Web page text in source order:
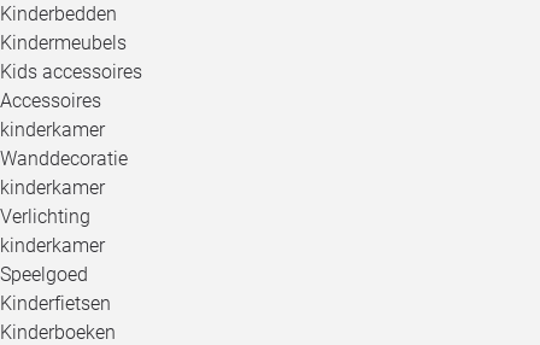
Kinderbedden
Kindermeubels
Kids accessoires
Accessoires
kinderkamer
Wanddecoratie
kinderkamer
Verlichting
kinderkamer
Speelgoed
Kinderfietsen
Kinderboeken